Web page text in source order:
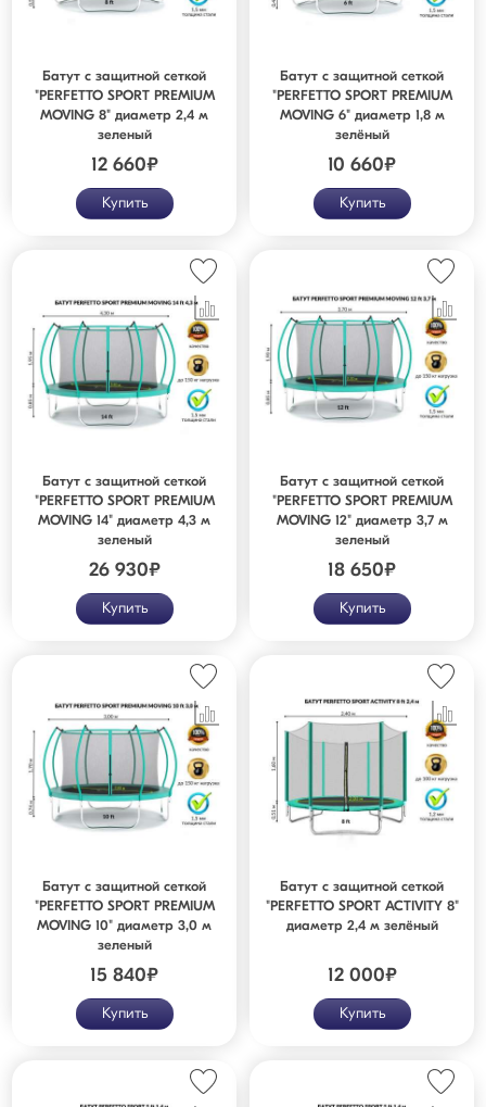
Батут с защитной сеткой
"PERFETTO SPORT PREMIUM
MOVING 8" диаметр 2,4 м
зеленый
12 660₽
Купить
Батут с защитной сеткой
"PERFETTO SPORT PREMIUM
MOVING 6" диаметр 1,8 м
зелёный
10 660₽
Купить
Батут с защитной сеткой
"PERFETTO SPORT PREMIUM
MOVING 14" диаметр 4,3 м
зеленый
26 930₽
Купить
Батут с защитной сеткой
"PERFETTO SPORT PREMIUM
MOVING 12" диаметр 3,7 м
зеленый
18 650₽
Купить
Батут с защитной сеткой
"PERFETTO SPORT PREMIUM
MOVING 10" диаметр 3,0 м
зеленый
15 840₽
Купить
Батут с защитной сеткой
"PERFETTO SPORT ACTIVITY 8"
диаметр 2,4 м зелёный
12 000₽
Купить